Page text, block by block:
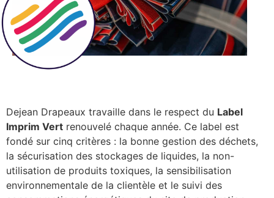
Dejean Drapeaux travaille dans le respect du Label
Imprim Vert renouvelé chaque année. Ce label est
fondé sur cinq critères : la bonne gestion des déchets,
la sécurisation des stockages de liquides, la non-
utilisation de produits toxiques, la sensibilisation
environnementale de la clientèle et le suivi des